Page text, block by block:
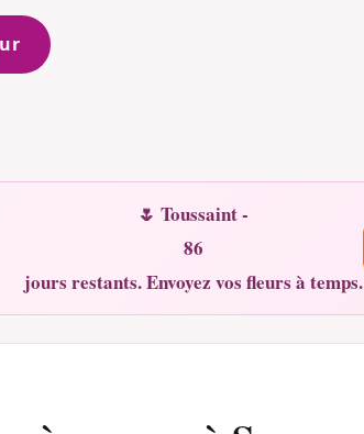
🌷 Toussaint -
86
jours restants. Envoyez vos fleurs à temps.